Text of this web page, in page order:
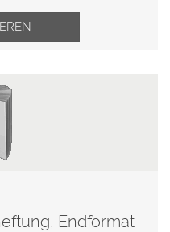
Endformat